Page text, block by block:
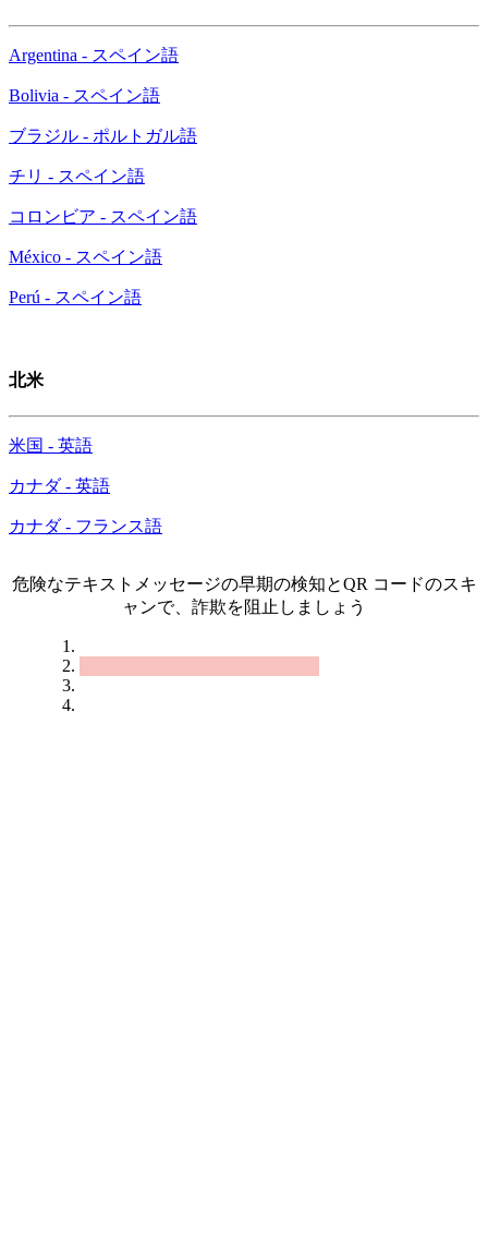
Argentina - スペイン語
Bolivia - スペイン語
ブラジル - ポルトガル語
チリ - スペイン語
コロンビア - スペイン語
México - スペイン語
Perú - スペイン語
北米
米国 - 英語
カナダ - 英語
カナダ - フランス語
危険なテキストメッセージの早期の検知とQR コードのスキ
ャンで、詐欺を阻止しましょう